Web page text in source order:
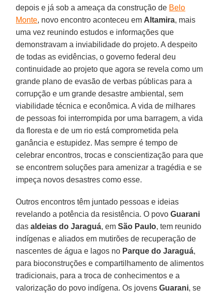
depois e já sob a ameaça da construção de Belo
Monte, novo encontro aconteceu em Altamira, mais
uma vez reunindo estudos e informações que
demonstravam a inviabilidade do projeto. A despeito
de todas as evidências, o governo federal deu
continuidade ao projeto que agora se revela como um
grande plano de evasão de verbas públicas para a
corrupção e um grande desastre ambiental, sem
viabilidade técnica e econômica. A vida de milhares
de pessoas foi interrompida por uma barragem, a vida
da floresta e de um rio está comprometida pela
ganância e estupidez. Mas sempre é tempo de
celebrar encontros, trocas e conscientização para que
se encontrem soluções para amenizar a tragédia e se
impeça novos desastres como esse.
Outros encontros têm juntado pessoas e ideias
revelando a potência da resistência. O povoGuarani
dasaldeias do Jaraguá, emSão Paulo, tem reunido
indígenas e aliados em mutirões de recuperação de
nascentes de água e lagos no Parque do Jaraguá,
para bioconstruções e compartilhamento de alimentos
tradicionais, para a troca de conhecimentos e a
valorização do povo indígena. Os jovensGuarani, se